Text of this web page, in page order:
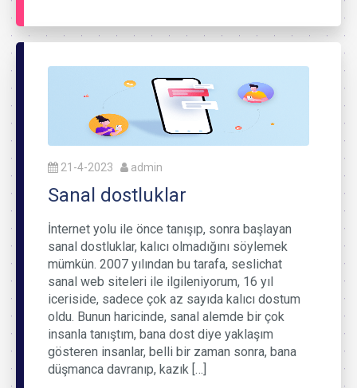
21-4-2023 admin
Sanal dostluklar
İnternet yolu ile önce tanışıp, sonra başlayan
sanal dostluklar, kalıcı olmadığını söylemek
mümkün. 2007 yılından bu tarafa, seslichat
sanal web siteleri ile ilgileniyorum, 16 yıl
iceriside, sadece çok az sayıda kalıcı dostum
oldu. Bunun haricinde, sanal alemde bir çok
insanla tanıştım, bana dost diye yaklaşım
gösteren insanlar, belli bir zaman sonra, bana
düşmanca davranıp, kazık […]